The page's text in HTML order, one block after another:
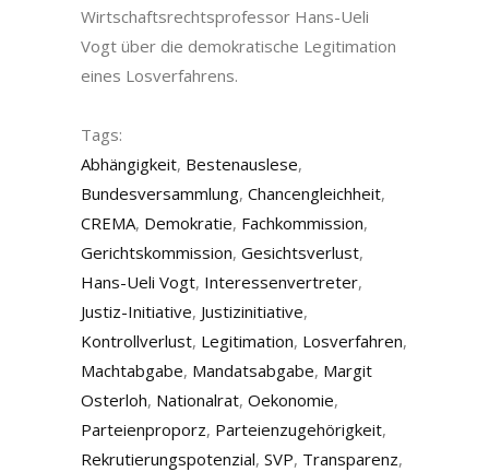
Wirtschaftsrechtsprofessor Hans-Ueli
Vogt über die demokratische Legitimation
eines Losverfahrens.
Tags:
Abhängigkeit, Bestenauslese,
Bundesversammlung, Chancengleichheit,
CREMA, Demokratie, Fachkommission,
Gerichtskommission, Gesichtsverlust,
Hans-Ueli Vogt, Interessenvertreter,
Justiz-Initiative, Justizinitiative,
Kontrollverlust, Legitimation, Losverfahren,
Machtabgabe, Mandatsabgabe, Margit
Osterloh, Nationalrat, Oekonomie,
Parteienproporz, Parteienzugehörigkeit,
Rekrutierungspotenzial, SVP, Transparenz,